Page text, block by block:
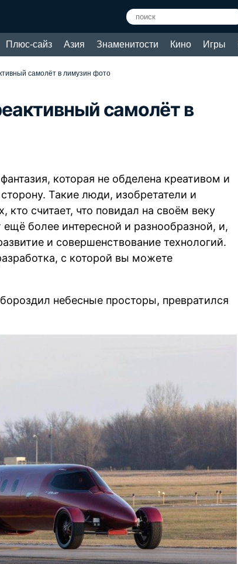
Плюс-сайз Азия Знаменитости Кино Игры
самолёт в лимузин фото
самолёт в
которая не обделена креативом и
Такие люди, изобретатели и
кто считает, что повидал на своём веку
более интересной и разнообразной, и,
и совершенствование технологий.
с которой вы можете
небесные просторы, превратился